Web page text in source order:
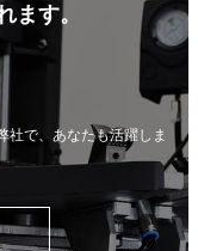
ます。
で、 あなたも活躍しま